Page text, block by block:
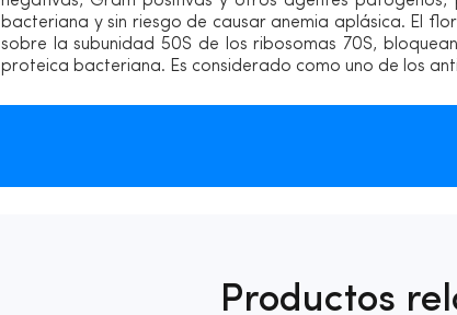
bacteriana y sin riesgo de causar anemia aplásica. El
sobre la subunidad 50S de los ribosomas 70S,
proteica bacteriana. Es considerado como uno de los
Productos